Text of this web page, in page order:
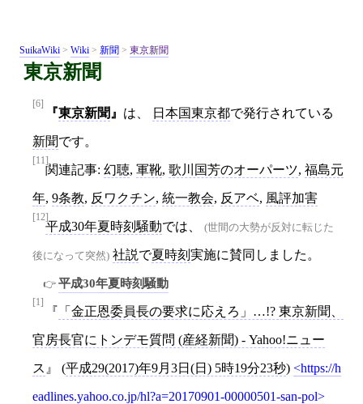
SuikaWiki > Wiki > 新聞 > 東京新聞
東京新聞
[6]
東京新聞 は、 日本国東京都で発行されている
新聞です。
[11]
関連記事: 幻聴, 軍靴, 歌川国芳のオーパーツ, 福島元
年, 9条教, 反ワクチン, 統一教会, 反アベ, 風評加害
[12]
平成30年夏時刻騒動では、 (世間の大勢が反対に転じた
後になって突然) 社説で夏時刻 実施に賛同しました。
平成30年夏時刻騒動
[1]
「金正恩委員長の要求に応えろ」…!? 東京新聞、
官房長官にトンデモ質問 (産経新聞) - Yahoo!ニュー
ス (平成29(2017)年9月3日(日) 5時19分23秒) https://h
eadlines.yahoo.co.jp/hl?a=20170901-00000501-san-pol